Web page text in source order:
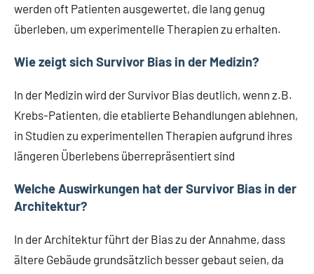
werden oft Patienten ausgewertet, die lang genug
überleben, um experimentelle Therapien zu erhalten.
Wie zeigt sich Survivor Bias in der Medizin?
In der Medizin wird der Survivor Bias deutlich, wenn z.B.
Krebs-Patienten, die etablierte Behandlungen ablehnen,
in Studien zu experimentellen Therapien aufgrund ihres
längeren Überlebens überrepräsentiert sind
Welche Auswirkungen hat der Survivor Bias in der
Architektur?
In der Architektur führt der Bias zu der Annahme, dass
ältere Gebäude grundsätzlich besser gebaut seien, da